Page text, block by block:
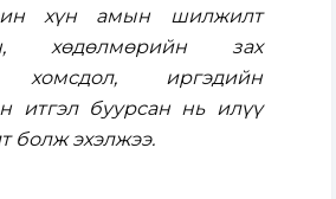
хүн амын шилжилт
хөдөлмөрийн зах
хомсдол, иргэдийн
итгэл буурсан нь илүү
болж эхэлжээ.